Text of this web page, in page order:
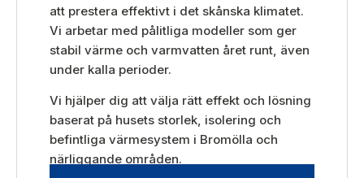
att prestera effektivt i det skånska klimatet.
Vi arbetar med pålitliga modeller som ger
stabil värme och varmvatten året runt, även
under kalla perioder.
Vi hjälper dig att välja rätt effekt och lösning
baserat på husets storlek, isolering och
befintliga värmesystem i Bromölla och
närliggande områden.